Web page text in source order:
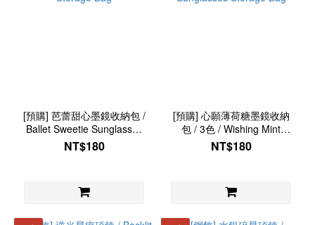
[預購] 芭蕾甜心墨鏡收納包 /
Ballet Sweetie Sunglasses
Storage Bag
NT$180
[預購] 心願薄荷糖墨鏡收納
包 / 3色 / Wishing Mint
Sunglasses Storage Bag
NT$180